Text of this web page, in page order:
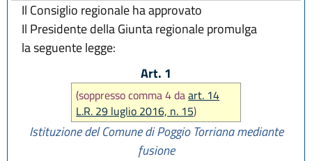
Il Consiglio regionale ha approvato
Il Presidente della Giunta regionale promulga
la seguente legge:
Art. 1
(soppresso comma 4 daart. 14
L.R. 29 luglio 2016, n. 15)
Istituzione del Comune di Poggio Torriana mediante
fusione